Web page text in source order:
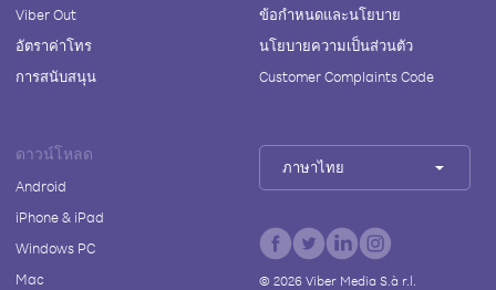
Viber Out
อัตราค่าโทร
การสนับสนุน
ข้อกำหนดและนโยบาย
นโยบายความเป็นส่วนตัว
Customer Complaints Code
ดาวน์โหลด
Android
iPhone & iPad
Windows PC
Mac
ภาษาไทย
© 2026Viber Media S.à r.l.